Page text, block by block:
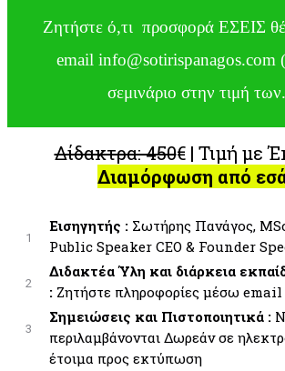
Ζητήστε ό,τι προσφορά ΕΣΕΙΣ
email info@sotirispanagos.com
σεμινάριο στην τιμή
Δίδακτρα: 450€ | Τιμή με
Διαμόρφωση από
1
Εισηγητής : Σωτήρης Πανάγος,
Public Speaker CEO & Founder
2
Διδακτέα Ύλη και διάρκεια
: Ζητήστε πληροφορίες μέσω email
3
Σημειώσεις και Πιστοποιητικά :
περιλαμβάνονται Δωρεάν σε
έτοιμα προς εκτύπωση